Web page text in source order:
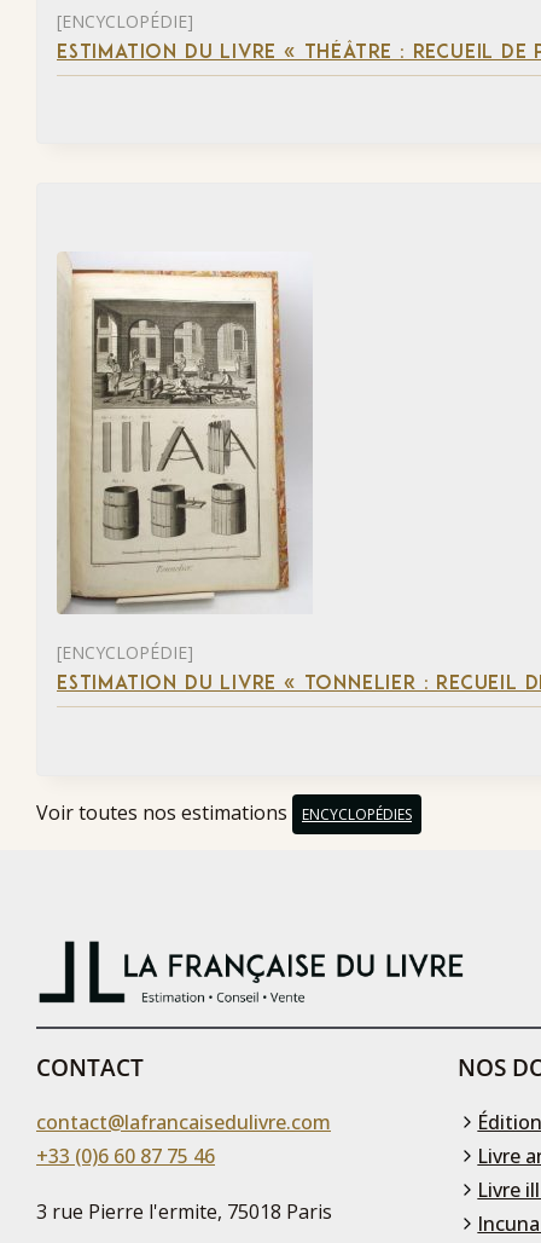
[ENCYCLOPÉDIE]
ESTIMATION DU LIVRE « THÉÂTRE : RECUEIL DE
[ENCYCLOPÉDIE]
ESTIMATION DU LIVRE « TONNELIER : RECUEIL
Voir toutes nos estimations ENCYCLOPÉDIES
CONTACT
contact@lafrancaisedulivre.com
+33 (0)6 60 87 75 46
3 rue Pierre l'ermite, 75018 Paris
NOS
Livre
Livre